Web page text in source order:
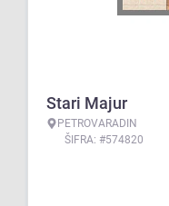
Stari Majur
PETROVARADIN
ŠIFRA: #574820